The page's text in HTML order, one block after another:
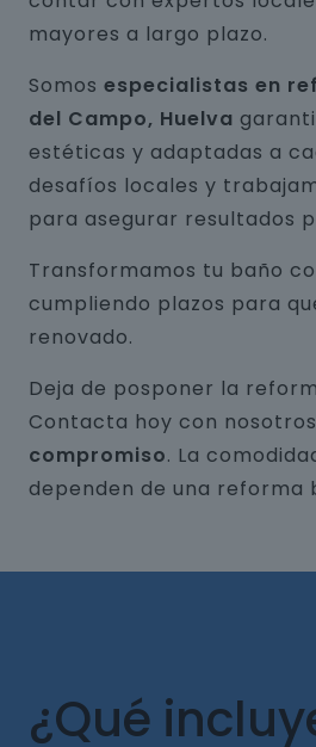
mayores a largo plazo.
Somos especialistas en
del Campo, Huelva
estéticas y adaptadas a
desafíos locales y
para asegurar resultados
Transformamos tu baño
cumpliendo plazos para
renovado.
Deja de posponer la
Contacta hoy con
compromiso. La
dependen de una reforma
¿Qué